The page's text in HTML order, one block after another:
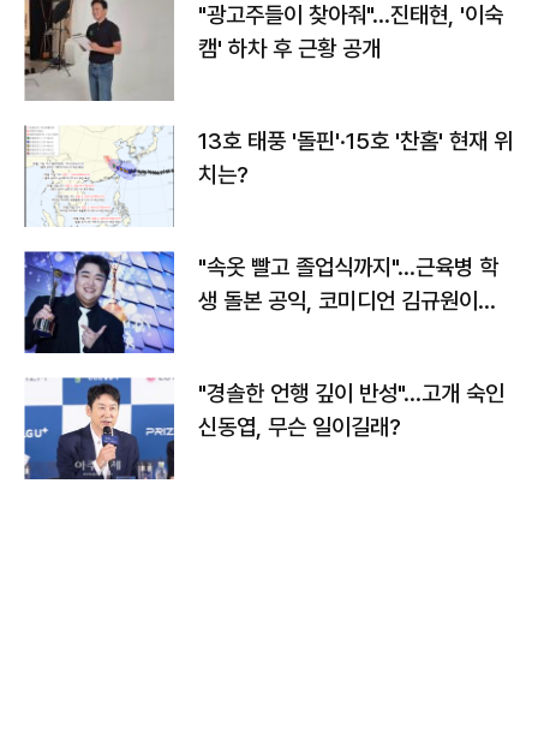
"광고주들이 찾아줘"…진태현, '이숙
캠' 하차 후 근황 공개
13호 태풍 '돌핀'·15호 '찬홈' 현재 위
치는?
"속옷 빨고 졸업식까지"…근육병 학
생 돌본 공익, 코미디언 김규원이었
"경솔한 언행 깊이 반성"…고개 숙인
신동엽, 무슨 일이길래?